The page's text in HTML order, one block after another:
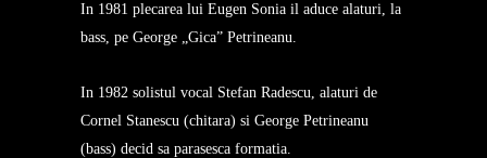
In 1981 plecarea lui Eugen Sonia il aduce alaturi, la
bass, pe George „Gica” Petrineanu.
In 1982 solistul vocal Stefan Radescu, alaturi de
Cornel Stanescu (chitara) si George Petrineanu
(bass) decid sa parasesca formatia.